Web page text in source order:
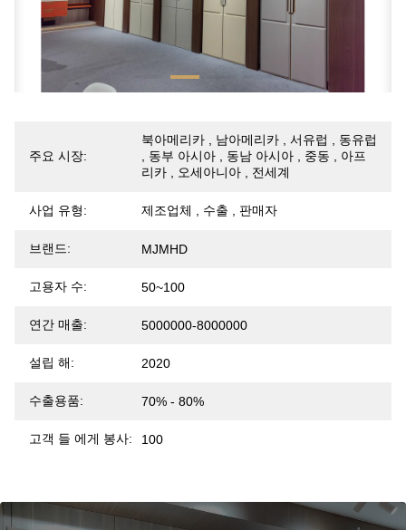
주요 시장:
북아메리카 , 남아메리카 , 서유럽 , 동유럽
, 동부 아시아 , 동남 아시아 , 중동 , 아프
리카 , 오세아니아 , 전세계
사업 유형: 제조업체 , 수출 , 판매자
브랜드: MJMHD
고용자 수: 50~100
연간 매출: 5000000-8000000
설립 해: 2020
수출용품: 70% - 80%
고객 들 에게 봉사: 100